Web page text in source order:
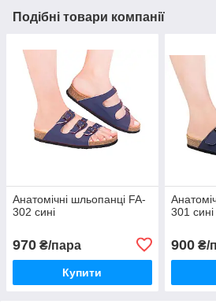
Подібні товари компанії
Анатомічні шльопанці FA-
302 сині
970 ₴/пара
Купити
301 сині
900₴/